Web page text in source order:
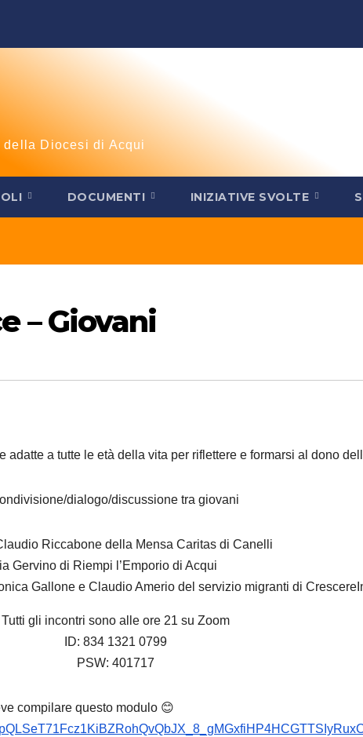
Diocesi di Acqui
DOCUMENTI INIZIATIVE SVOLTE
– Giovani
adatte a tutte le età della vita per riflettere e formarsi al dono
dialogo/discussione tra giovani
Riccabone della Mensa Caritas di Canelli
Gervino di Riempi l’Emporio di Acqui
Gallone e Claudio Amerio del servizio migranti di
Tutti gli incontri sono alle ore 21 su Zoom
ID: 834 1321 0799
PSW: 401717
compilare questo modulo 😊